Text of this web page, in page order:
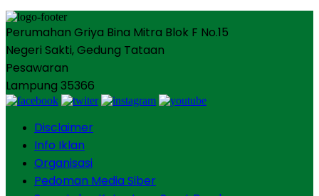
Perumahan Griya Bina Mitra Blok F No.15
Negeri Sakti, Gedung Tataan
Pesawaran
Lampung 35366
Disclaimer
Info Iklan
Organisasi
Pedoman Media Siber